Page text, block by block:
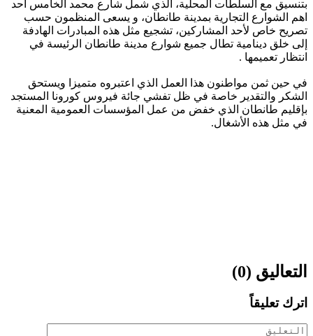
بتنسيق مع السلطات المحلية، الذي شمل شارع محمد الخامس احد
اهم الشوارع التجارية بمدينة طانطان، و يسعى المنظمون حسب
تصريح خاص لأحد المشاركين، تشجيع مثل هذه المبادرات الهادفة
إلى خلق دينامية تطال جميع شوارع مدينة طانطان الرئيسة في
انتظار تعميمها .
في حين ثمن مواطنون هذا العمل الذي اعتبروه متميزا ويستحق
الشكر والتقدير خاصة في ظل تفشي جائة فيروس كورونا المستجد
بإقليم طانطان الذي خفض من عمل المؤسسات العمومية المعنية
في مثل هذه الأشغال.
التعاليق (0)
اترك تعليقاً